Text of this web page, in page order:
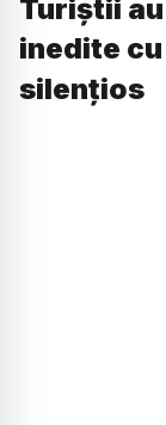
Turiștii
inedite
silențios